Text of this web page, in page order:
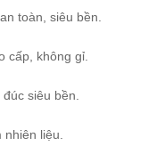
toàn, siêu bền.
cấp, không gỉ.
siêu bền.
nhiên liệu.